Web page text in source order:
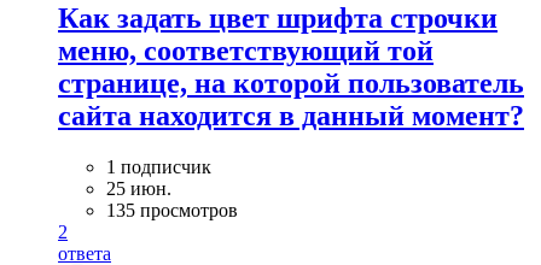
Как задать цвет шрифта строчки
меню, соответствующий той
странице, на которой пользователь
сайта находится в данный момент?
1 подписчик
25 июн.
135 просмотров
2
ответа